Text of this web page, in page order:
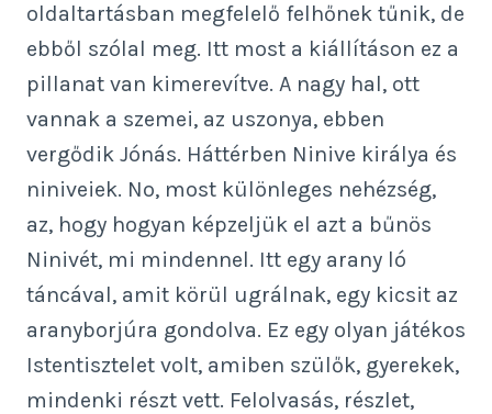
oldaltartásban megfelelő felhőnek tűnik, de
ebből szólal meg. Itt most a kiállításon ez a
pillanat van kimerevítve. A nagy hal, ott
vannak a szemei, az uszonya, ebben
vergődik Jónás. Háttérben Ninive királya és
niniveiek. No, most különleges nehézség,
az, hogy hogyan képzeljük el azt a bűnös
Ninivét, mi mindennel. Itt egy arany ló
táncával, amit körül ugrálnak, egy kicsit az
aranyborjúra gondolva. Ez egy olyan játékos
Istentisztelet volt, amiben szülők, gyerekek,
mindenki részt vett. Felolvasás, részlet,